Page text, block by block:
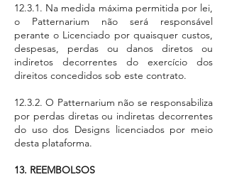
12.3.1. Na medida máxima permitida por lei,
o Patternarium não será responsável
perante o Licenciado por quaisquer custos,
despesas, perdas ou danos diretos ou
indiretos decorrentes do exercício dos
direitos concedidos sob este contrato.
12.3.2. O Patternarium não se responsabiliza
por perdas diretas ou indiretas decorrentes
do uso dos Designs licenciados por meio
desta plataforma.
13. REEMBOLSOS